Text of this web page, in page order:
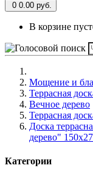
0 0.00 руб.
В корзине
Мощение и
Террасная
Вечное дерево
Террасная
Доска
дерево"
Категории